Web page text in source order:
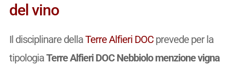
del vino
Il disciplinare dellaTerre Alfieri DOCprevede per la
tipologiaTerre Alfieri DOC Nebbiolo menzione vigna